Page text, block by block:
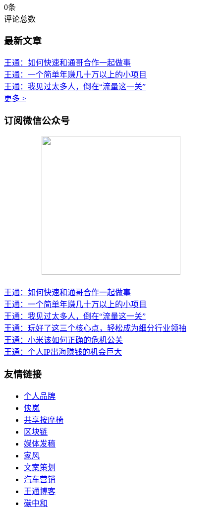
0条
评论总数
最新文章
王通：如何快速和通哥合作一起做事
王通：一个简单年赚几十万以上的小项目
王通：我见过太多人，倒在“流量这一关”
更多 >
订阅微信公众号
王通：如何快速和通哥合作一起做事
王通：一个简单年赚几十万以上的小项目
王通：我见过太多人，倒在“流量这一关”
王通：玩好了这三个核心点，轻松成为细分行业领袖
王通：小米该如何正确的危机公关
王通：个人IP出海赚钱的机会巨大
友情链接
个人品牌
侠岚
共享按摩椅
区块链
媒体发稿
家风
文案策划
汽车营销
王通博客
碳中和